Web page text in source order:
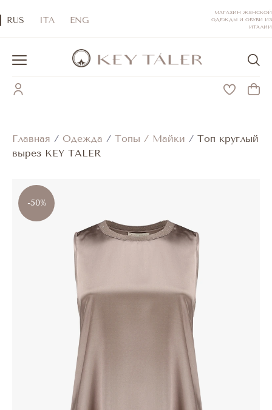
RUS ITA ENG
МАГАЗИН ЖЕНСКОЙ
ОДЕЖДЫ И ОБУВИ ИЗ
ИТАЛИИ
Главная / Одежда / Топы / Майки / Топ круглый
вырез KEY TALER
-50%